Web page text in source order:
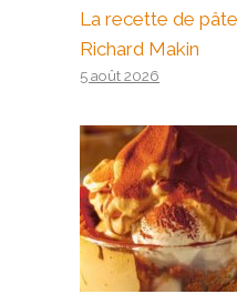
La recette de
Richard Makin
5 août 2026